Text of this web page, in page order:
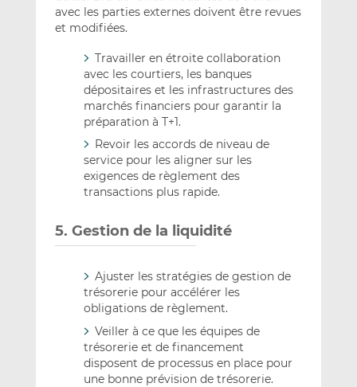
avec les parties externes doivent être revues
et modifiées.
Travailler en étroite collaboration
avec les courtiers, les banques
dépositaires et les infrastructures des
marchés financiers pour garantir la
préparation à T+1.
Revoir les accords de niveau de
service pour les aligner sur les
exigences de règlement des
transactions plus rapide.
5. Gestion de la liquidité
Ajuster les stratégies de gestion de
trésorerie pour accélérer les
obligations de règlement.
Veiller à ce que les équipes de
trésorerie et de financement
disposent de processus en place pour
une bonne prévision de trésorerie.